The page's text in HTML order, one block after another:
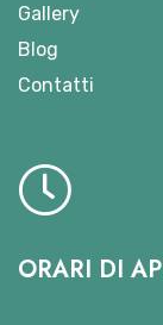
Gallery
Blog
Contatti
ORARI DI